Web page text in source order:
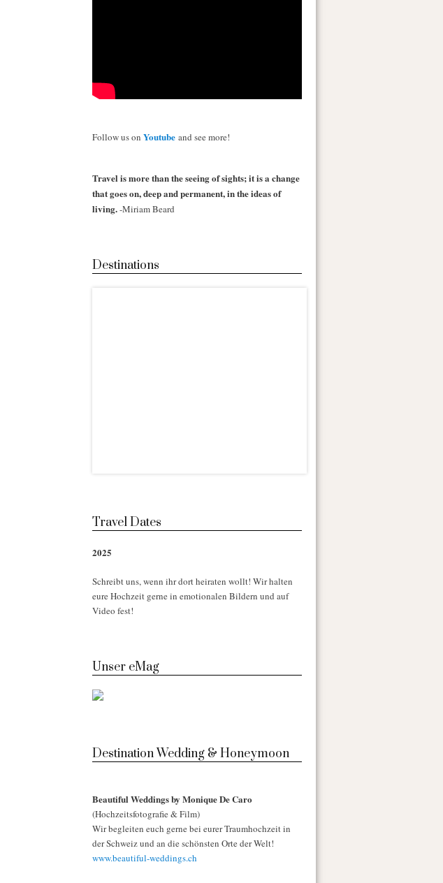
Follow us on Youtube and see more!
Travel is more than the seeing of sights; it is a change
that goes on, deep and permanent, in the ideas of
living.-Miriam Beard
Destinations
Travel Dates
2025
Schreibt uns, wenn ihr dort heiraten wollt! Wir halten
eure Hochzeit gerne in emotionalen Bildern und auf
Video fest!
Unser eMag
Destination Wedding & Honeymoon
Beautiful Weddings by Monique De Caro
(Hochzeitsfotografie & Film)
Wir begleiten euch gerne bei eurer Traumhochzeit in
der Schweiz und an die schönsten Orte der Welt!
www.beautiful-weddings.ch